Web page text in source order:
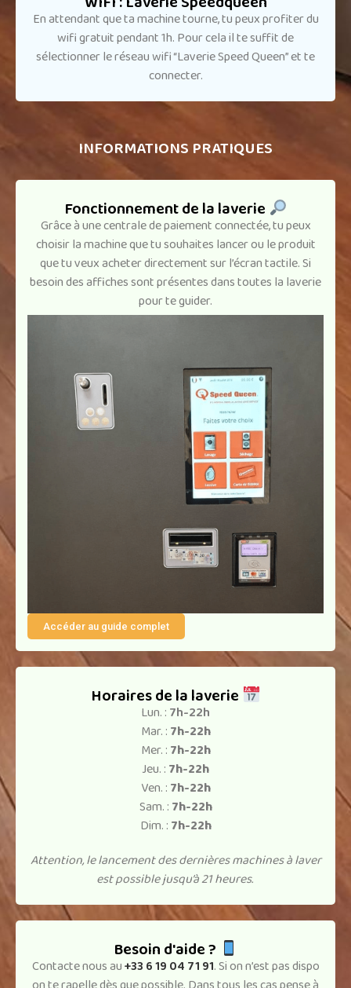
En attendant que ta machine tourne, tu peux profiter du
wifi gratuit pendant 1h. Pour cela il te suffit de
sélectionner le réseau wifi “Laverie Speed Queen” et te
connecter.
INFORMATIONS PRATIQUES
Fonctionnement de la laverie
Grâce à une centrale de paiement connectée, tu peux
choisir la machine que tu souhaites lancer ou le produit
que tu veux acheter directement sur l’écran tactile. Si
besoin des affiches sont présentes dans toutes la laverie
pour te guider.
Accéder au guide complet
Horaires de la laverie
Lun. : 7h-22h
Mar. : 7h-22h
Mer. : 7h-22h
Jeu. : 7h-22h
Ven. : 7h-22h
Sam. : 7h-22h
Dim. : 7h-22h
Attention, le lancement des dernières machines à laver
est possible jusqu’à 21 heures.
Besoin d'aide ?
Contacte nous au+33 6 19 04 71 91. Si on n’est pas dispo